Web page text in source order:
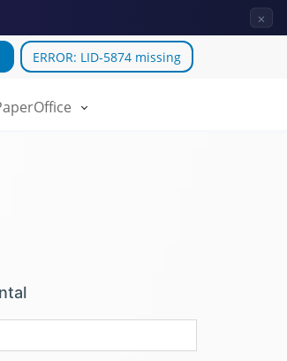
×
ERROR: LID-5874 missing